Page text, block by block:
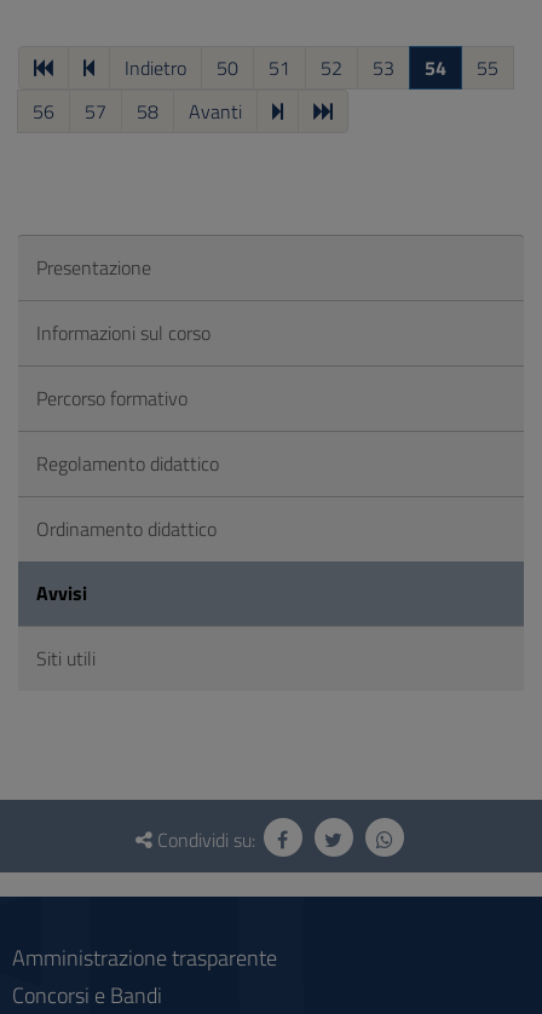
Indietro 50 51 52 53 54
55
56
57 58 Avanti
Presentazione
Informazioni sul corso
Percorso formativo
Regolamento didattico
Ordinamento didattico
Avvisi
Siti utili
Questionario
social
Condividi su:
Amministrazione trasparente
Concorsi e Bandi